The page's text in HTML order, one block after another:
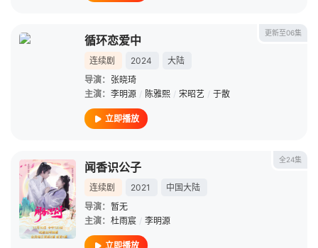
更新至06集
循环恋爱中
连续剧 2024
大陆
导演： 张晓琦
主演： 李明源 / 陈雅熙 / 宋昭艺 / 于散
立即播放
全24集
闻香识公子
连续剧 2021
中国大陆
导演： 暂无
主演： 杜雨宸 / 李明源
立即播放